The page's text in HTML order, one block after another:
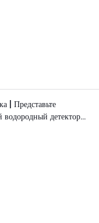
| Представьте
детектор